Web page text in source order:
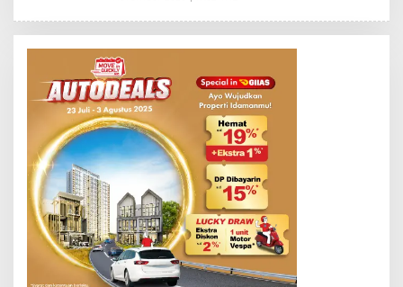
E
H
Y
T
I
N
E
W
S
L
N
K